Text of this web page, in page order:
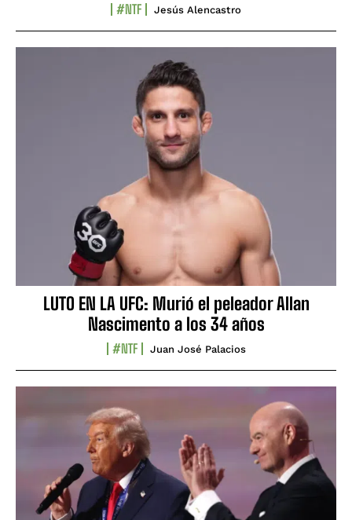
#NTF Jesús Alencastro
LUTO EN LA UFC: Murió el peleador Allan
Nascimento a los 34 años
#NTF Juan José Palacios